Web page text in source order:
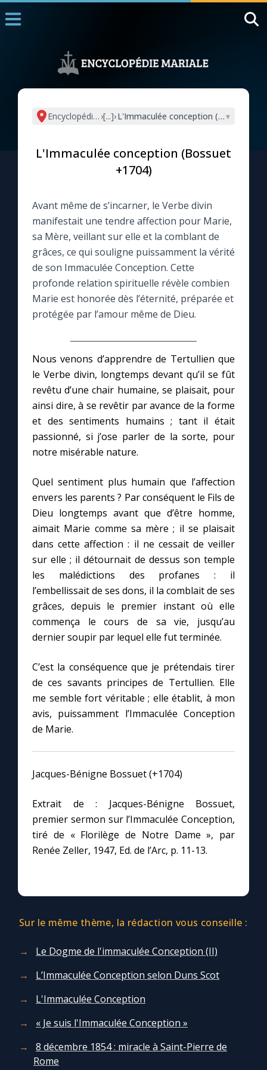
L'actualité de la semaine
La newsletter
La vidéo de la semaine
Le compte Tiktok
Le site internet
Questions-réponses
Prier au quotidien
L'Évangile chaque jour
Les premiers samedis du mois
Marie qui défait les nœuds
Me consacrer à Jésus par Marie
Mes intentions de prière
Une Minute avec Marie
Une neuvaine
À la une
1000 Raisons de Croire
Chapelet pour le monde
Contact
Encyclopédie mariale
›[...]›L'Immaculée conception (Bossuet
▾
L'Immaculée conception (Bossuet
+1704)
Avant même de s’incarner, le Verbe divin
manifestait une tendre affection pour Marie,
sa Mère, veillant sur elle et la comblant de
grâces, ce qui souligne puissamment la vérité
de son Immaculée Conception. Cette
profonde relation spirituelle révèle combien
Marie est honorée dès l’éternité, préparée et
protégée par l’amour même de Dieu.
Nous venons d’apprendre de Tertullien que
le Verbe divin, longtemps devant qu’il se fût
revêtu d’une chair humaine, se plaisait, pour
ainsi dire, à se revêtir par avance de la forme
et des sentiments humains ; tant il était
passionné, si j’ose parler de la sorte, pour
notre misérable nature.
Quel sentiment plus humain que l’affection
envers les parents ? Par conséquent le Fils de
Dieu longtemps avant que d’être homme,
aimait Marie comme sa mère ; il se plaisait
dans cette affection : il ne cessait de veiller
sur elle ; il détournait de dessus son temple
les malédictions des profanes : il
l’embellissait de ses dons, il la comblait de ses
grâces, depuis le premier instant où elle
commença le cours de sa vie, jusqu’au
dernier soupir par lequel elle fut terminée.
C’est la conséquence que je prétendais tirer
de ces savants principes de Tertullien. Elle
me semble fort véritable ; elle établit, à mon
avis, puissamment l’Immaculée Conception
de Marie.
Jacques-Bénigne Bossuet (+1704)
Extrait de : Jacques-Bénigne Bossuet,
premier sermon sur l’Immaculée Conception,
tiré de « Florilège de Notre Dame », par
Renée Zeller, 1947, Ed. de l’Arc, p. 11-13.
Sur le même thème, la rédaction vous conseille :
Le Dogme de l'immaculée Conception (II)
L’Immaculée Conception selon Duns Scot
L'Immaculée Conception
« Je suis l'Immaculée Conception »
8 décembre 1854 : miracle à Saint-Pierre de
Rome